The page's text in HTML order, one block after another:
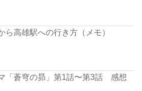
ら高雄駅への行き方（メモ）
「蒼穹の昴」第1話〜第3話 感想